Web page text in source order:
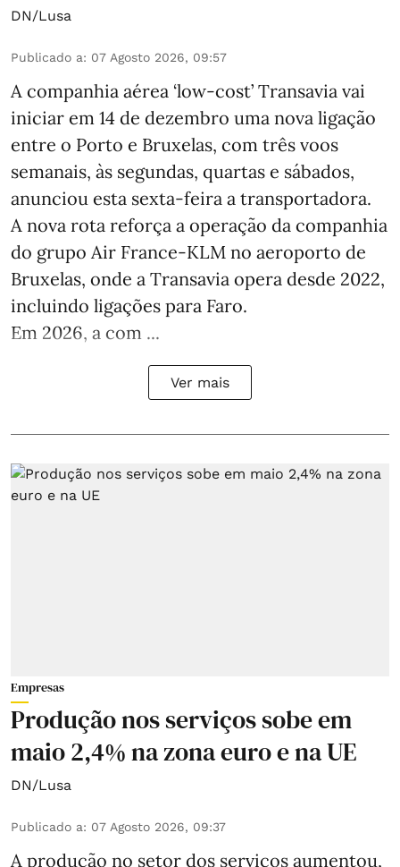
DN/Lusa
Publicado a: 07 Agosto 2026, 09:57
A companhia aérea ‘low-cost’ Transavia vai
iniciar em 14 de dezembro uma nova ligação
entre o Porto e Bruxelas, com três voos
semanais, às segundas, quartas e sábados,
anunciou esta sexta-feira a transportadora.
A nova rota reforça a operação da companhia
do grupo Air France-KLM no aeroporto de
Bruxelas, onde a Transavia opera desde 2022,
incluindo ligações para Faro.
Em 2026, a com ...
Ver mais
Empresas
Produção nos serviços sobe em
maio 2,4% na zona euro e na UE
DN/Lusa
Publicado a: 07 Agosto 2026, 09:37
A produção no setor dos serviços aumentou,